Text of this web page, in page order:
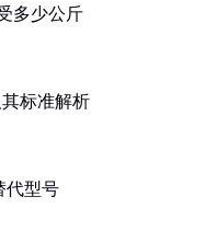
多少公斤
标准解析
代型号